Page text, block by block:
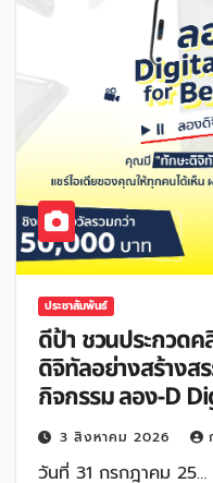
ประชาสัมพันธ์
ดีป้า ชวนประกวดค
ดิจิทัลอย่างสร้างส
กิจกรรม ลอง-D
Living
3 สิงหาคม 2026
วันที่ 31 กรกฎาคม 25…